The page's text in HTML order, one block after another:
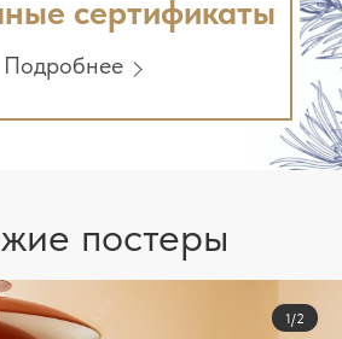
сертификаты
Подробнее
постеры
1/2